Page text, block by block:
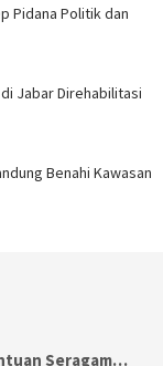
Pidana Politik dan
Jabar Direhabilitasi
Benahi Kawasan
Seragam…